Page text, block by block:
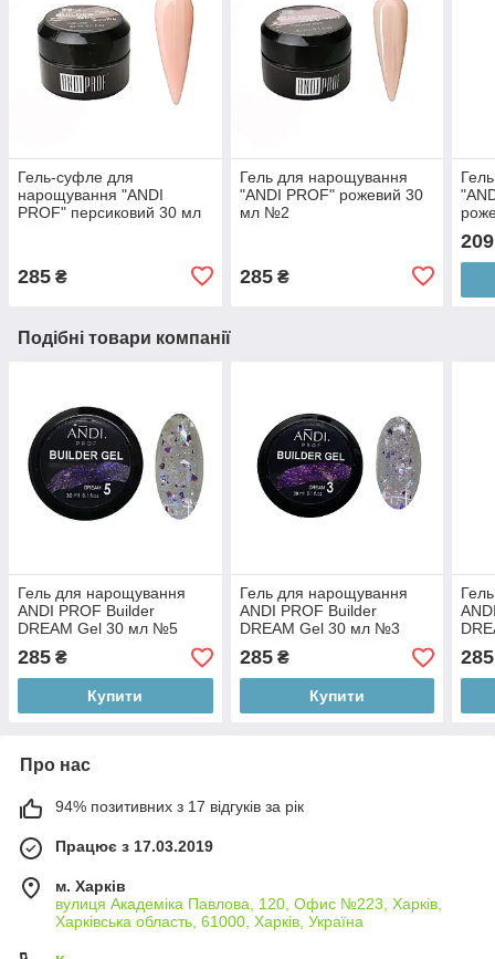
Гель-суфле для
нарощування "ANDI
PROF" персиковий 30 мл
285 ₴
Гель для нарощування
"ANDI PROF" рожевий 30
мл №2
285₴
209
Подібні товари компанії
Гель для нарощування
ANDI PROF Builder
DREAM Gel 30 мл №5
285 ₴
Купити
Гель для нарощування
ANDI PROF Builder
DREAM Gel 30 мл №3
285₴
Купити
285
Про нас
94% позитивних з 17 відгуків за рік
Працює з 17.03.2019
м. Харків
вулиця Академіка Павлова, 120, Офис №223, Харків,
Харківська область, 61000, Харків, Україна